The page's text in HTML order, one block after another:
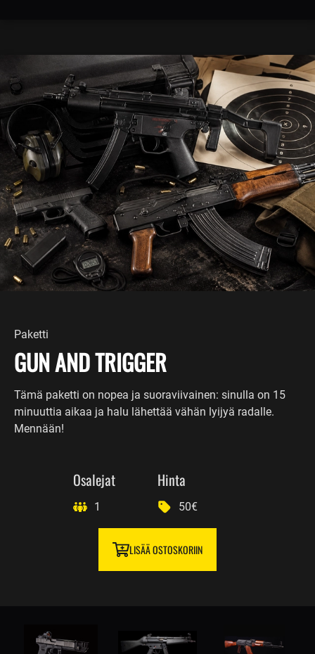
Paketti
GUN AND TRIGGER
Tämä paketti on nopea ja suoraviivainen: sinulla on 15
minuuttia aikaa ja halu lähettää vähän lyijyä radalle.
Mennään!
Osalejat
1
Hinta
50€
LISÄÄ OSTOSKORIIN